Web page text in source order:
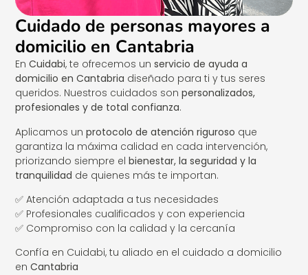
Cuidado de personas mayores a
domicilio en Cantabria
EnCuidabi, te ofrecemos unservicio de ayuda a
domicilio en Cantabria diseñado para ti y tus seres
queridos. Nuestros cuidados sonpersonalizados,
profesionales y de total confianza.
Aplicamos unprotocolo de atención riguroso que
garantiza la máxima calidad en cada intervención,
priorizando siempre elbienestar, la seguridad y la
tranquilidad de quienes más te importan.
✅ Atención adaptada a tus necesidades
✅ Profesionales cualificados y con experiencia
✅ Compromiso con la calidad y la cercanía
Confía en Cuidabi, tu aliado en el cuidado a domicilio
enCantabria